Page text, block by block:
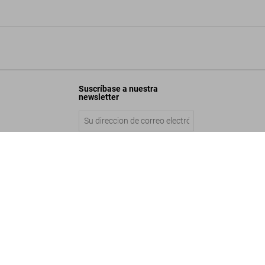
Suscríbase a nuestra
newsletter